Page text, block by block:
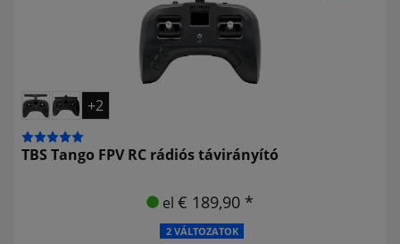
+2
TBS Tango FPV RC rádiós távirányító
el € 189,90 *
2 VÁLTOZATOK